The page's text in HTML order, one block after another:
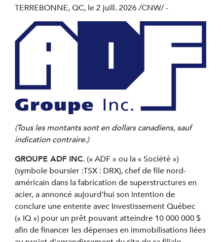
TERREBONNE, QC, le 2 juill. 2026/CNW/ -
(Tous les montants sont en dollars canadiens, sauf
indication contraire.)
GROUPE ADF INC. (« ADF » ou la « Société »)
(symbole boursier :TSX : DRX), chef de file nord-
américain dans la fabrication de superstructures en
acier, a annoncé aujourd'hui son intention de
conclure une entente avec Investissement Québec
(« IQ ») pour un prêt pouvant atteindre 10 000 000 $
afin de financer les dépenses en immobilisations liées